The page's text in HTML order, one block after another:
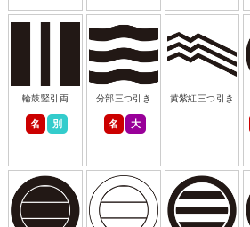
輪鼓竪引両
名 別
分部三つ引き
名 大
黄紫紅三つ引き